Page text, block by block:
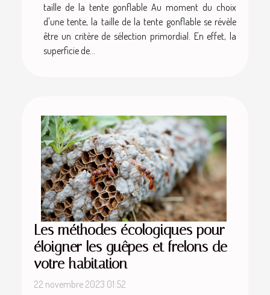
taille de la tente gonflable Au moment du choix
d'une tente, la taille de la tente gonflable se révèle
être un critère de sélection primordial. En effet, la
superficie de...
Les méthodes écologiques pour
éloigner les guêpes et frelons de
votre habitation
22 novembre 2023 01:52